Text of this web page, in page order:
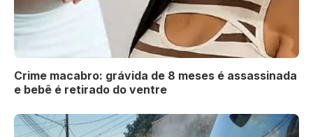
Crime macabro: grávida de 8 meses é assassinada
e bebê é retirado do ventre